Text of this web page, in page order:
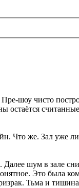
шоу чисто
же. Зал уже
шум в зале
Это
Тьма и